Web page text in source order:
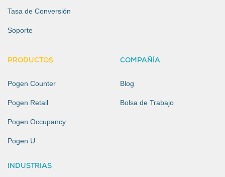
Tasa de Conversión
Soporte
PRODUCTOS
Pogen Counter
Pogen Retail
Pogen Occupancy
Pogen U
INDUSTRIAS
COMPAÑÍA
Blog
Bolsa de Trabajo